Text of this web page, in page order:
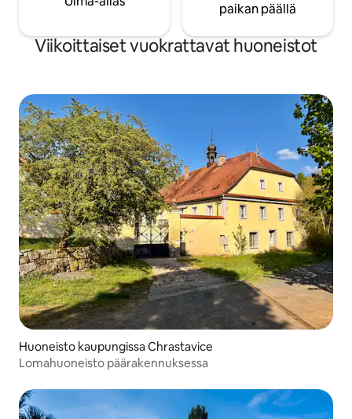
paikan päällä
Viikoittaiset vuokrattavat huoneistot
Huoneisto kaupungissa Chrastavice
Lomahuoneisto päärakennuksessa